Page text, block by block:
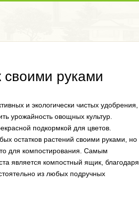
своими руками
и экологически чистых удобрения,
урожайность овощных культур.
подкормкой для цветов.
остатков растений своими руками, но
для компостирования. Самым
является компостный ящик, благодаря
из любых подручных